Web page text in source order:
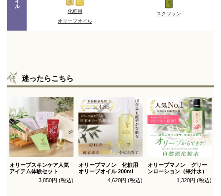
迷ったらこちら
オリーブスキンケア人気
アイテム体験セット
3,850円 (税込)
オリーブマノン 化粧用
オリーブオイル 200ml
4,620円 (税込)
オリーブマノン グリー
ンローション（果汁水）
1,320円 (税込)